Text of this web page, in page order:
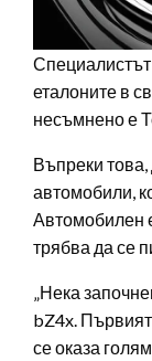
Специалистът
еталоните в
несъмнено е
Въпреки
автомобили,
Автомобилен
трябва да се
„Нека
bZ4x.
се оказа